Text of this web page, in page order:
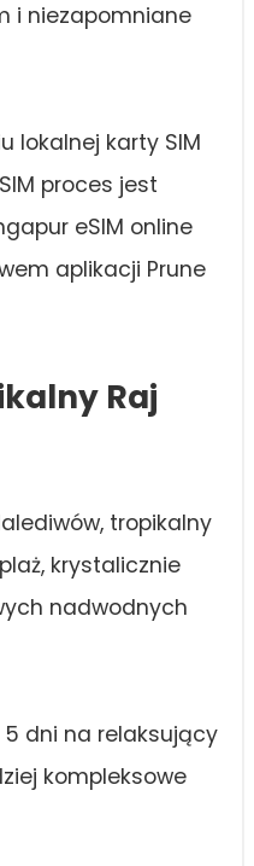
i niezapomniane
lokalnej karty SIM
proces jest
eSIM online
aplikacji Prune
Raj
tropikalny
krystalicznie
nadwodnych
dni na relaksujący
kompleksowe